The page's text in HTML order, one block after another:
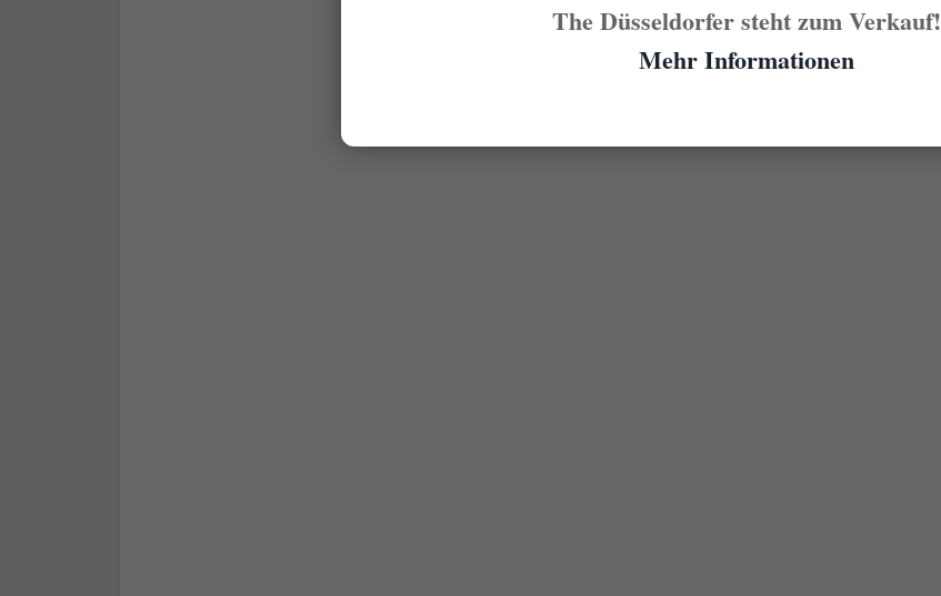
The Düsseldorfer steht zum Verkauf!
Mehr Informationen